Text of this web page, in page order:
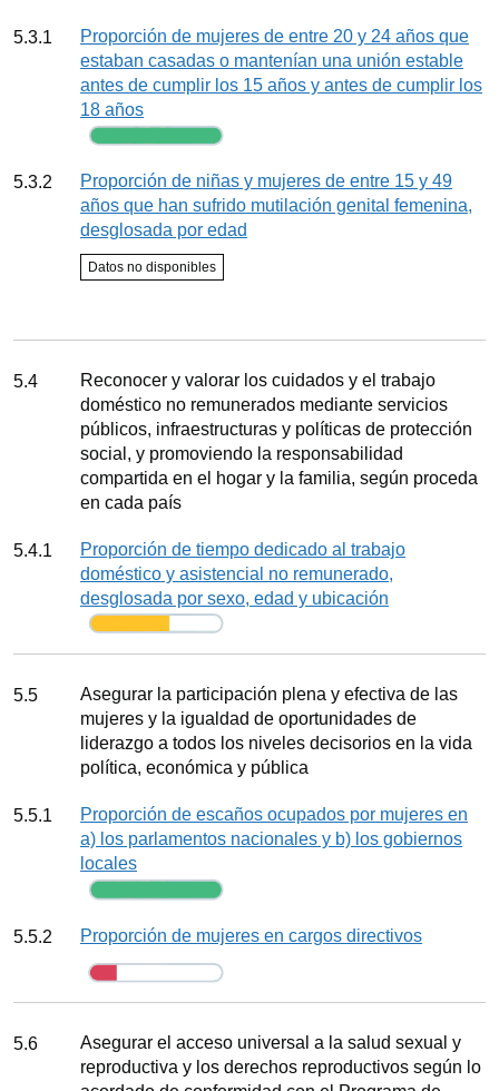
Indicador
5.3.1
Proporción de mujeres de entre 20 y 24 años que
estaban casadas o mantenían una unión estable
antes de cumplir los 15 años y antes de cumplir los
18 años
Seguimiento
Indicador
5.3.2
Proporción de niñas y mujeres de entre 15 y 49
años que han sufrido mutilación genital femenina,
desglosada por edad
Estado del indicador
Datos no disponibles
Meta
5.4
Reconocer y valorar los cuidados y el trabajo
doméstico no remunerados mediante servicios
públicos, infraestructuras y políticas de protección
social, y promoviendo la responsabilidad
compartida en el hogar y la familia, según proceda
en cada país
Indicador
5.4.1
Proporción de tiempo dedicado al trabajo
doméstico y asistencial no remunerado,
desglosada por sexo, edad y ubicación
Seguimiento
Meta
5.5
Asegurar la participación plena y efectiva de las
mujeres y la igualdad de oportunidades de
liderazgo a todos los niveles decisorios en la vida
política, económica y pública
Indicador
5.5.1
Proporción de escaños ocupados por mujeres en
a) los parlamentos nacionales y b) los gobiernos
locales
Seguimiento
Indicador
5.5.2
Proporción de mujeres en cargos directivos
Seguimiento
Meta
5.6
Asegurar el acceso universal a la salud sexual y
reproductiva y los derechos reproductivos según lo